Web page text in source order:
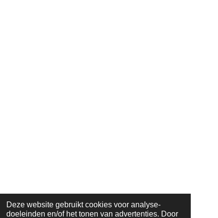
Deze website gebruikt cookies voor analyse-
doeleinden en/of het tonen van advertenties. Door